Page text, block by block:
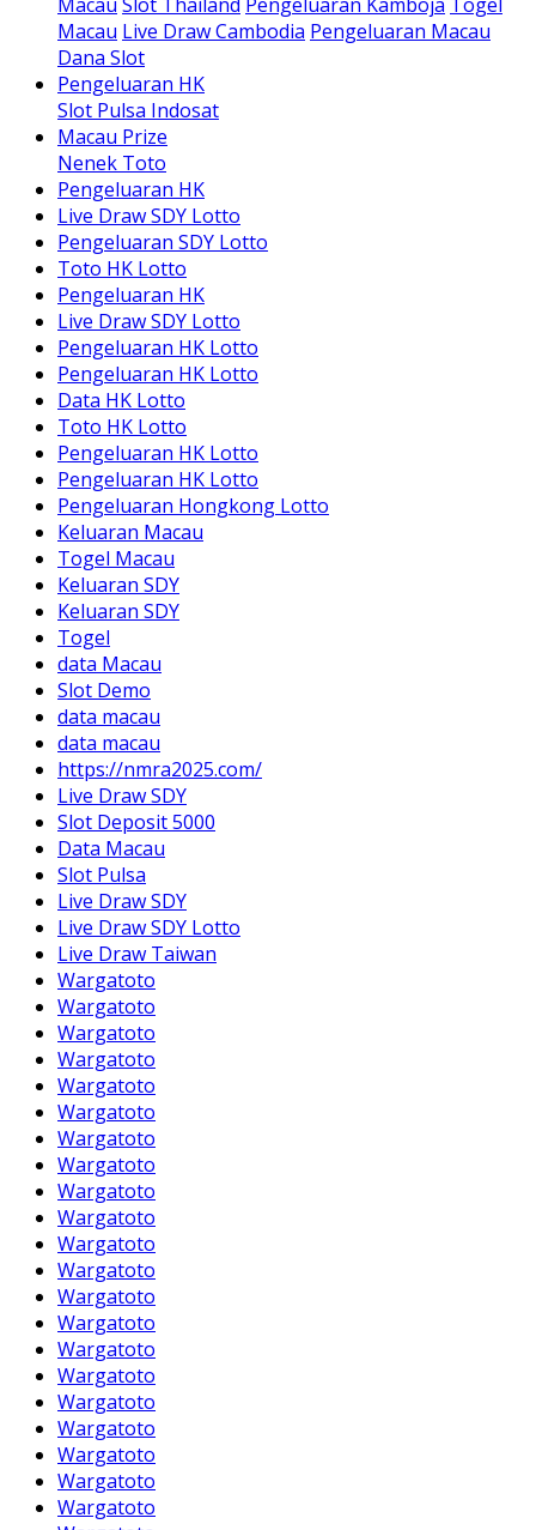
Macau Live Draw Cambodia Pengeluaran Macau
Dana Slot
Pengeluaran HK
Slot Pulsa Indosat
Macau Prize
Nenek Toto
Pengeluaran HK
Live Draw SDY Lotto
Pengeluaran SDY Lotto
Toto HK Lotto
Pengeluaran HK
Live Draw SDY Lotto
Pengeluaran HK Lotto
Pengeluaran HK Lotto
Data HK Lotto
Toto HK Lotto
Pengeluaran HK Lotto
Pengeluaran HK Lotto
Pengeluaran Hongkong Lotto
Keluaran Macau
Togel Macau
Keluaran SDY
Keluaran SDY
Togel
data Macau
Slot Demo
data macau
data macau
https://nmra2025.com/
Live Draw SDY
Slot Deposit 5000
Data Macau
Slot Pulsa
Live Draw SDY
Live Draw SDY Lotto
Live Draw Taiwan
Wargatoto
Wargatoto
Wargatoto
Wargatoto
Wargatoto
Wargatoto
Wargatoto
Wargatoto
Wargatoto
Wargatoto
Wargatoto
Wargatoto
Wargatoto
Wargatoto
Wargatoto
Wargatoto
Wargatoto
Wargatoto
Wargatoto
Wargatoto
Wargatoto